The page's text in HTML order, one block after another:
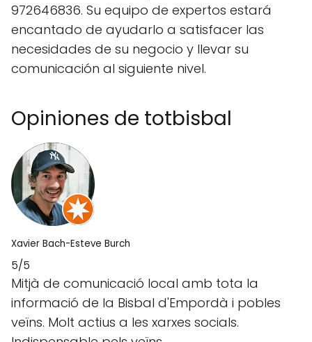
972646836. Su equipo de expertos estará
encantado de ayudarlo a satisfacer las
necesidades de su negocio y llevar su
comunicación al siguiente nivel.
Opiniones de totbisbal
Xavier Bach-Esteve Burch
5/5
Mitjà de comunicació local amb tota la
informació de la Bisbal d'Empordà i pobles
veïns. Molt actius a les xarxes socials.